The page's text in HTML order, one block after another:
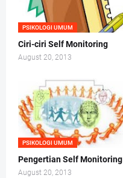
PSIKOLOGI UMUM
Ciri-ciri Self Monitoring
August 20, 2013
PSIKOLOGI UMUM
Pengertian Self Monitoring
August 20, 2013